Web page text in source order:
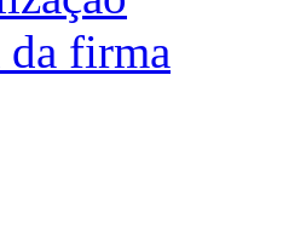
firma